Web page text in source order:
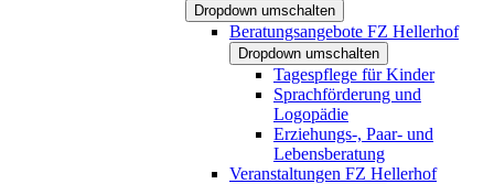
Dropdown umschalten
Beratungsangebote FZ Hellerhof
Dropdown umschalten
Tagespflege für Kinder
Sprachförderung und
Logopädie
Erziehungs-, Paar- und
Lebensberatung
Veranstaltungen FZ Hellerhof